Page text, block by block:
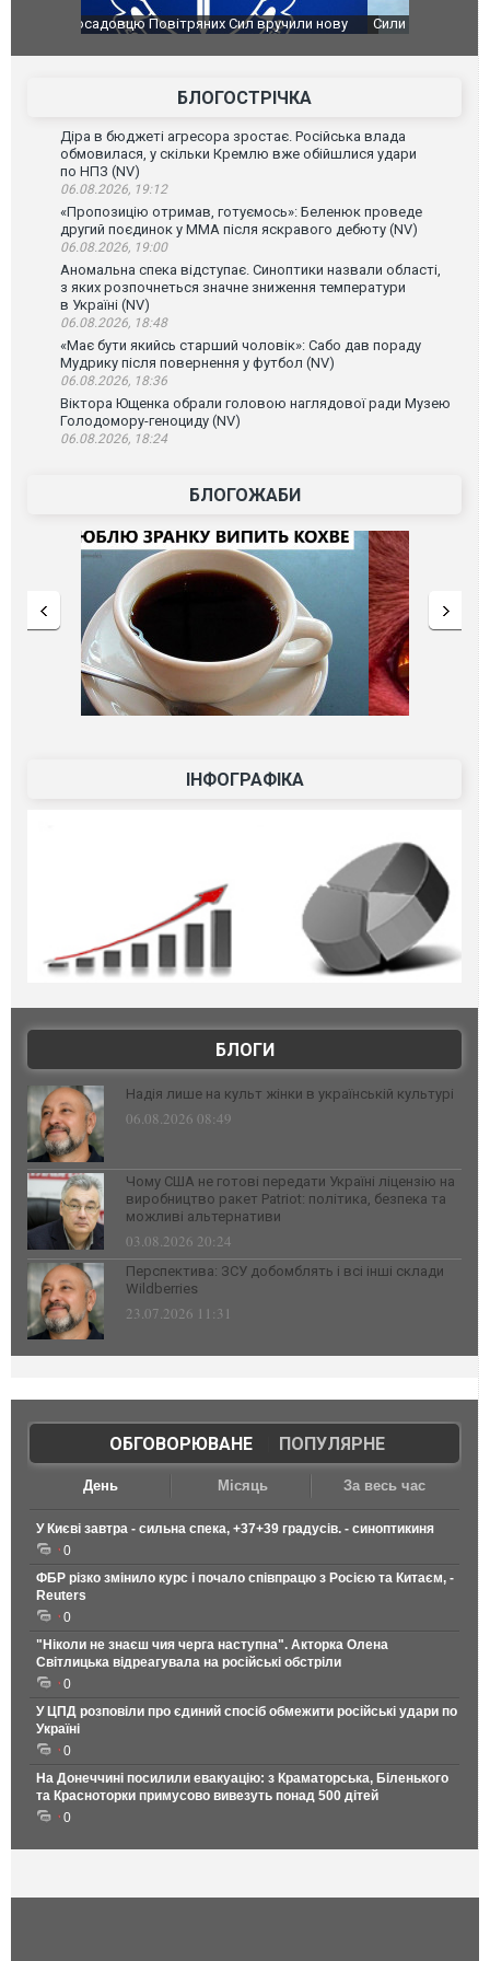
Сили оборони уразили Ярославський НПЗ:
губернатор регіону заявив про наймасштабнішу
атаку. ВІДЕО
Неймар
БЛОГОСТРІЧКА
Діра в бюджеті агресора зростає. Російська влада
обмовилася, у скільки Кремлю вже обійшлися удари
по НПЗ (NV)
06.08.2026, 19:12
«Пропозицію отримав, готуємось»: Беленюк проведе
другий поєдинок у ММА після яскравого дебюту (NV)
06.08.2026, 19:00
Аномальна спека відступає. Синоптики назвали області,
з яких розпочнеться значне зниження температури
в Україні (NV)
06.08.2026, 18:48
«Має бути якийсь старший чоловік»: Сабо дав пораду
Мудрику після повернення у футбол (NV)
06.08.2026, 18:36
Віктора Ющенка обрали головою наглядової ради Музею
Голодомору-геноциду (NV)
06.08.2026, 18:24
БЛОГОЖАБИ
ІНФОГРАФІКА
БЛОГИ
Надія лише на культ жінки в українській культурі
06.08.2026 08:49
Чому США не готові передати Україні ліцензію на
виробництво ракет Patriot: політика, безпека та
можливі альтернативи
03.08.2026 20:24
Перспектива: ЗСУ добомблять і всі інші склади
Wildberries
23.07.2026 11:31
ОБГОВОРЮВАНЕ| ПОПУЛЯРНЕ
День Місяць За весь час
У Києві завтра - сильна спека, +37+39 градусів. - синоптикиня
0
ФБР різко змінило курс і почало співпрацю з Росією та Китаєм, -
Reuters
0
"Ніколи не знаєш чия черга наступна". Акторка Олена
Світлицька відреагувала на російські обстріли
0
У ЦПД розповіли про єдиний спосіб обмежити російські удари по
Україні
0
На Донеччині посилили евакуацію: з Краматорська, Біленького
та Красноторки примусово вивезуть понад 500 дітей
0